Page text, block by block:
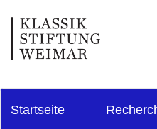
Startseite